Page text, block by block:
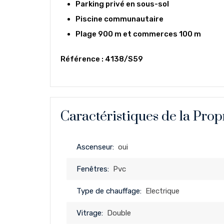
Parking privé en sous-sol
Piscine communautaire
Plage 900 m et commerces 100 m
Référence : 4138/S59
Caractéristiques de la
Ascenseur: oui
Fenêtres: Pvc
Type de chauffage: Electrique
Vitrage: Double